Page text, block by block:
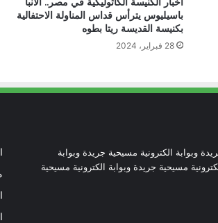
والحوار.. رسالة دائرة الحوار بين الأديان
بمناسبة رمضان وعيد الفطر
باسيليوس يترأس قداس المناولة الاحتفالية
بكنيسة القديسة ريتا بطوه
28 فبراير، 2024
وبوابة الكترونية مسيحية جريدة وبوابة
مسيحية جريدة وبوابة الكترونية مسيحية